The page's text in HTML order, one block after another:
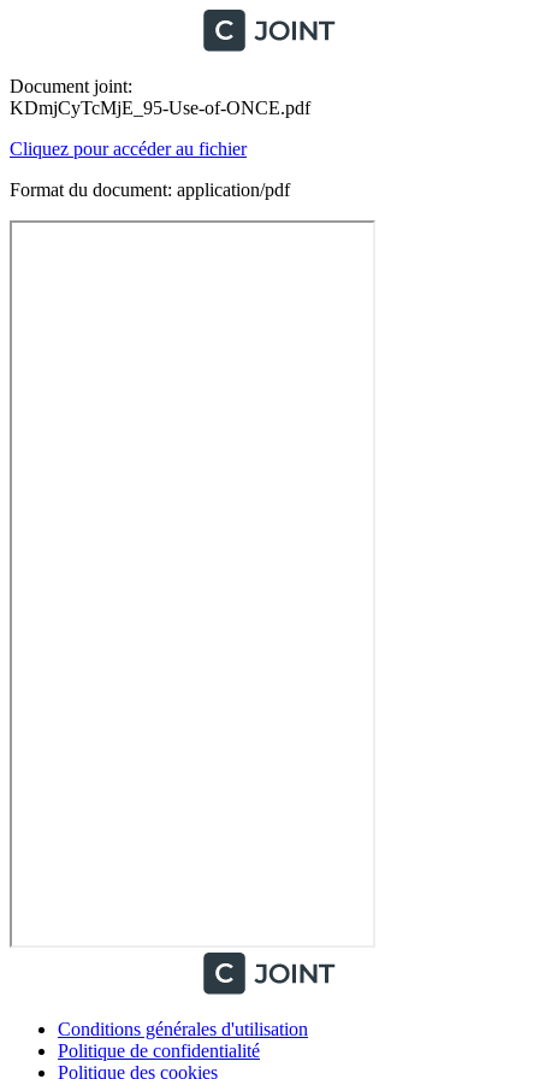
Document joint:
KDmjCyTcMjE_95-Use-of-ONCE.pdf
Cliquez pour accéder au fichier
Format du document: application/pdf
Conditions générales d'utilisation
Politique de confidentialité
Politique des cookies